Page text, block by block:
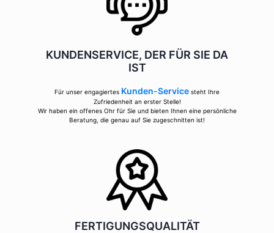
KUNDENSERVICE, DER FÜR SIE DA
IST
Für unser engagiertes Kunden-Service steht Ihre
Zufriedenheit an erster Stelle!
Wir haben ein offenes Ohr für Sie und bieten Ihnen eine persönliche
Beratung, die genau auf Sie zugeschnitten ist!
FERTIGUNGSQUALITÄT